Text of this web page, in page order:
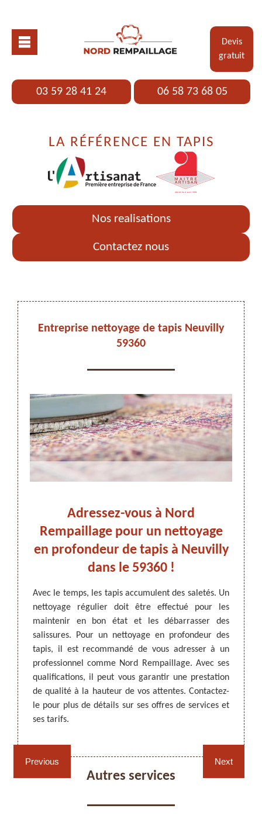
Devis
gratuit
03 59 28 41 24 06 58 73 68 05
LA RÉFÉRENCE EN TAPIS
Nos realisations
Contactez nous
ARTISAN DEZITTER, REMPAILLAGE -
CANNAGE - RECOLLAGE, 59 NORD
chaises et sièges 59
Cannage fauteuil, chaises
et sièges 59
Entreprise nettoyage de tapis Neuvilly
59360
Previous
et
sont
les
il est
faire
à lui
Adressez-vous à Nord
Rempaillage pour un nettoyage
en profondeur de tapis à Neuvilly
dans le 59360 !
Avec le temps, les tapis accumulent des saletés. Un
nettoyage régulier doit être effectué pour les
maintenir en bon état et les débarrasser des
salissures. Pour un nettoyage en profondeur des
tapis, il est recommandé de vous adresser à un
professionnel comme Nord Rempaillage. Avec ses
qualifications, il peut vous garantir une prestation
de qualité à la hauteur de vos attentes. Contactez-
le pour plus de détails sur ses offres de services et
ses tarifs.
Pour
que
vous
en la
suivi
en
êtes
Next
Autres services